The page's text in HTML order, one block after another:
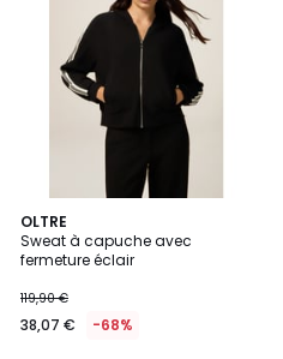
OLTRE
Sweat à capuche avec
fermeture éclair
119,90 €
38,07 € -68%